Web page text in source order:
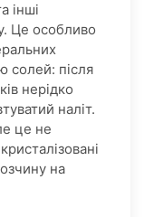
інші
Це особливо
солей: після
нерідко
наліт.
це не
на